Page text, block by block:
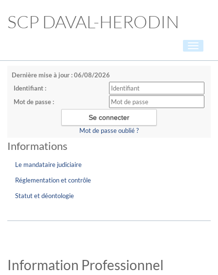
SCP DAVAL-HERODIN
Toggle
Dernière mise à jour : 06/08/2026
Identifiant :
Mot de passe :
Mot de passe oublié ?
Informations
Le mandataire judiciaire
Réglementation et contrôle
Statut et déontologie
Information Professionnel